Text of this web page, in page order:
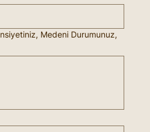
Medeni Durumunuz,